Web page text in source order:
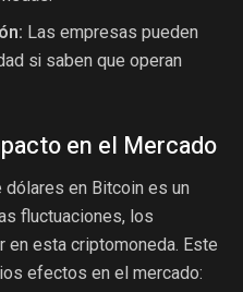
Las empresas pueden
si saben que operan
en el Mercado
en Bitcoin es un
fluctuaciones, los
en esta criptomoneda. Este
efectos en el mercado: